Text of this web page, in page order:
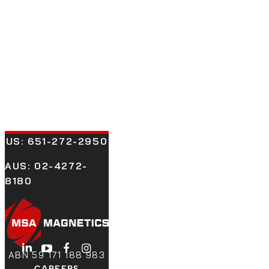
US: 651-272-2950
AUS: 02-4272-
8180
LinkedIn
YouTube
Facebook
Instagram
ABN 59 171 188 983